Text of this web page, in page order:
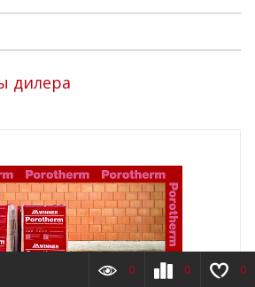
дилера
0 0 0